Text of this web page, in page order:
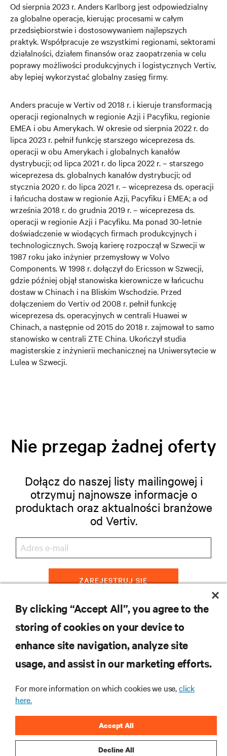
Od sierpnia 2023 r. Anders Karlborg jest odpowiedzialny
za globalne operacje, kierując procesami w całym
przedsiębiorstwie i dostosowywaniem najlepszych
praktyk. Współpracuje ze wszystkimi regionami, sektorami
działalności, działem finansów oraz zaopatrzenia w celu
poprawy możliwości produkcyjnych i logistycznych Vertiv,
aby lepiej wykorzystać globalny zasięg firmy.
Anders pracuje w Vertiv od 2018 r. i kieruje transformacją
operacji regionalnych w regionie Azji i Pacyfiku, regionie
EMEA i obu Amerykach. W okresie od sierpnia 2022 r. do
lipca 2023 r. pełnił funkcję starszego wiceprezesa ds.
operacji w obu Amerykach i globalnych kanałów
dystrybucji; od lipca 2021 r. do lipca 2022 r. – starszego
wiceprezesa ds. globalnych kanałów dystrybucji; od
stycznia 2020 r. do lipca 2021 r. – wiceprezesa ds. operacji
i łańcucha dostaw w regionie Azji, Pacyfiku i EMEA; a od
września 2018 r. do grudnia 2019 r. – wiceprezesa ds.
operacji w regionie Azji i Pacyfiku. Ma ponad 30-letnie
doświadczenie w wiodących firmach produkcyjnych i
technologicznych. Swoją karierę rozpoczął w Szwecji w
1987 roku jako inżynier przemysłowy w Volvo
Components. W 1998 r. dołączył do Ericsson w Szwecji,
gdzie później objął stanowiska kierownicze w łańcuchu
dostaw w Chinach i na Bliskim Wschodzie. Przed
dołączeniem do Vertiv od 2008 r. pełnił funkcję
wiceprezesa ds. operacyjnych w centrali Huawei w
Chinach, a następnie od 2015 do 2018 r. zajmował to samo
stanowisko w centrali ZTE China. Ukończył studia
magisterskie z inżynierii mechanicznej na Uniwersytecie w
Lulea w Szwecji.
Nie przegap żadnej oferty
Dołącz do naszej listy mailingowej i
otrzymuj najnowsze informacje o
produktach oraz aktualności branżowe
od Vertiv.
ZAREJESTRUJ SIĘ
WSPARCIE
O NAS
By clicking “Accept All”, you agree to the
storing of cookies on your device to
enhance site navigation, analyze site
usage, and assist in our marketing efforts.
For more information on which cookies we use,click
here.
Decline All
Accept All